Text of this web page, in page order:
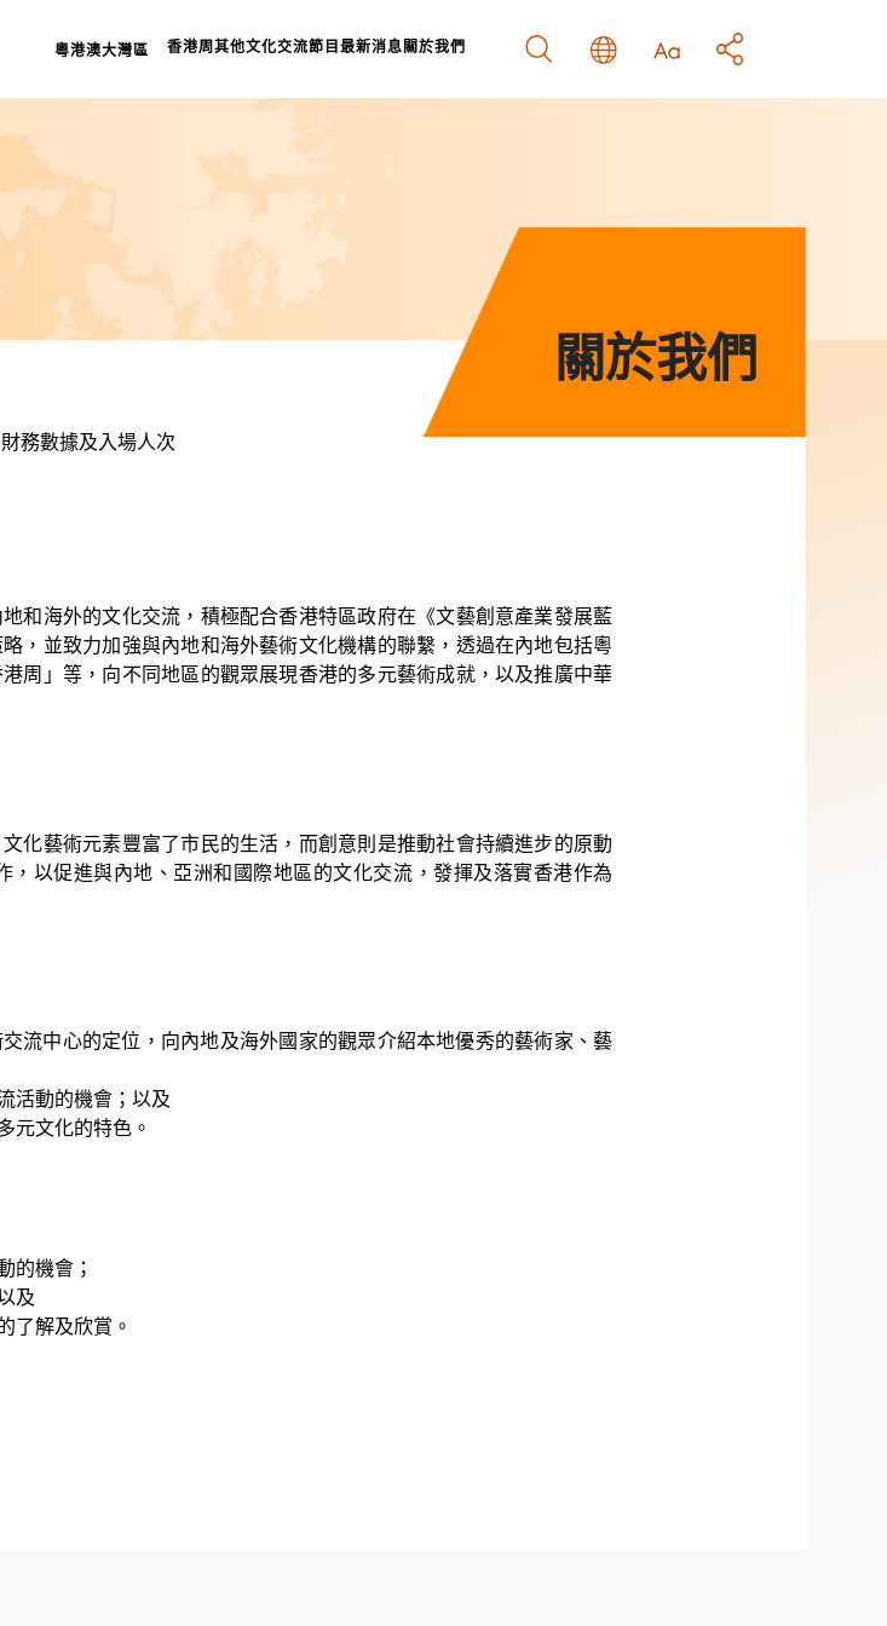
粵港澳大灣區 香港周 其他文化交流節目 最新消息 關於我們
檔案室
關於我們
關於我們
財務數據及入場人次
和海外的文化交流，積極配合香港特區政府在《文藝創意產業發展藍
，並致力加強與內地和海外藝術文化機構的聯繫，透過在內地包括粵
周」等，向不同地區的觀眾展現香港的多元藝術成就，以及推廣中華
化藝術元素豐富了市民的生活，而創意則是推動社會持續進步的原動
以促進與內地、亞洲和國際地區的文化交流，發揮及落實香港作為
流中心的定位，向內地及海外國家的觀眾介紹本地優秀的藝術家、藝
活動的機會；以及
元文化的特色。
的機會；
及
了解及欣賞。